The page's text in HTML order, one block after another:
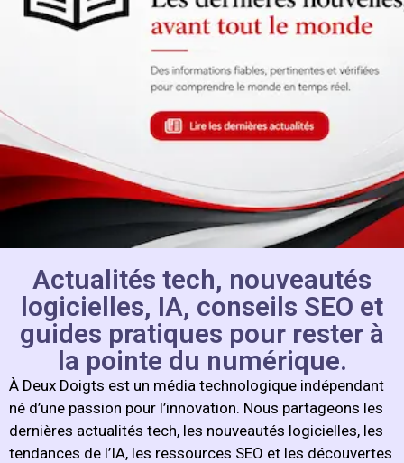
Actualités tech, nouveautés
logicielles, IA, conseils SEO et
guides pratiques pour rester à
la pointe du numérique.
À Deux Doigts est un média technologique indépendant
né d’une passion pour l’innovation. Nous partageons les
dernières actualités tech, les nouveautés logicielles, les
tendances de l’IA, les ressources SEO et les découvertes